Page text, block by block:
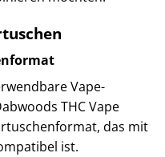
Vape-
THC Vape
das mit
ist.